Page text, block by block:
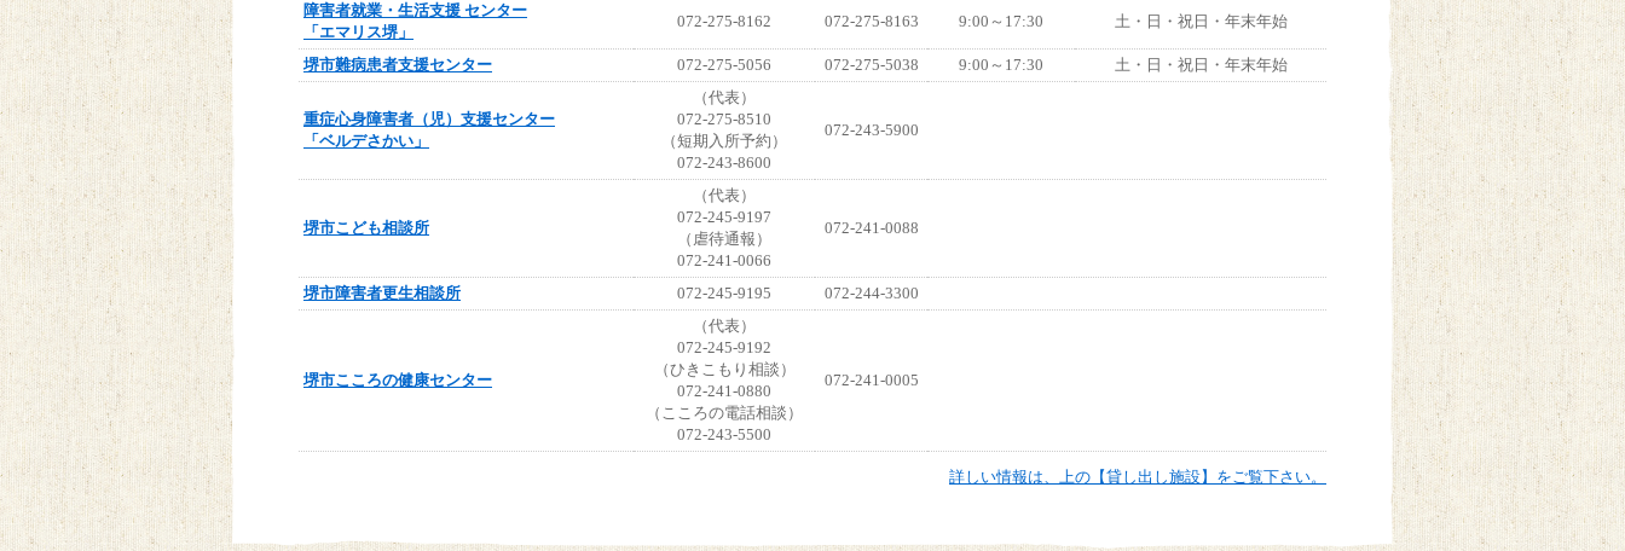
障害者就業・生活支援 センター
「エマリス堺」
072-275-8162 072-275-8163 9:00～17:30 土・日・祝日・年末年始
堺市難病患者支援センター 072-275-5056 072-275-5038 9:00～17:30 土・日・祝日・年末年始
重症心身障害者（児）支援センター
「ベルデさかい」
（代表）
072-275-8510
（短期入所予約）
072-243-8600
072-243-5900
堺市こども相談所
（代表）
072-245-9197
（虐待通報）
072-241-0066
072-241-0088
堺市障害者更生相談所 072-245-9195 072-244-3300
堺市こころの健康センター
（代表）
072-245-9192
（ひきこもり相談）
072-241-0880
（こころの電話相談）
072-243-5500
072-241-0005
詳しい情報は、上の【貸し出し施設】をご覧下さい。